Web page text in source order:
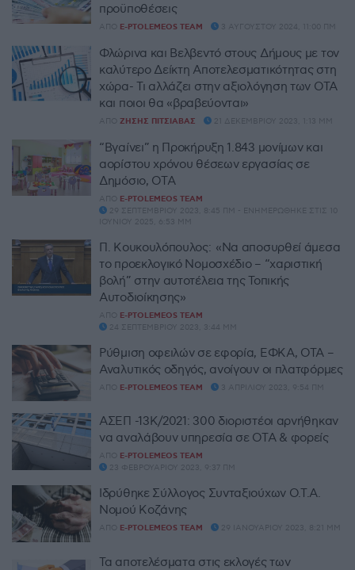
προϋποθέσεις
ΑΠΌ E-PTOLEMEOS TEAM 3 ΑΥΓΟΎΣΤΟΥ 2024, 11:00 ΠΜ
Φλώρινα και Βελβεντό στους Δήμους με τον
καλύτερο Δείκτη Αποτελεσματικότητας στη
χώρα- Τι αλλάζει στην αξιολόγηση των ΟΤΑ
και ποιοι θα «βραβεύονται»
ΑΠΌ ΖΉΣΗΣ ΠΙΤΣΙΆΒΑΣ 21 ΔΕΚΕΜΒΡΊΟΥ 2023, 1:13 ΜΜ
“Βγαίνει” η Προκήρυξη 1.843 μονίμων και
αορίστου χρόνου θέσεων εργασίας σε
Δημόσιο, ΟΤΑ
ΑΠΌ E-PTOLEMEOS TEAM
29 ΣΕΠΤΕΜΒΡΊΟΥ 2023, 8:45 ΠΜ - ΕΝΗΜΕΡΏΘΗΚΕ ΣΤΙΣ 10
ΙΟΥΝΊΟΥ 2025, 6:53 ΜΜ
Π. Κουκουλόπουλος: «Να αποσυρθεί άμεσα
το προεκλογικό Νομοσχέδιο – “χαριστική
βολή” στην αυτοτέλεια της Τοπικής
Αυτοδιοίκησης»
ΑΠΌ E-PTOLEMEOS TEAM
24 ΣΕΠΤΕΜΒΡΊΟΥ 2023, 3:44 ΜΜ
Ρύθμιση οφειλών σε εφορία, ΕΦΚΑ, ΟΤΑ –
Αναλυτικός οδηγός, ανοίγουν οι πλατφόρμες
ΑΠΌ E-PTOLEMEOS TEAM 3 ΑΠΡΙΛΊΟΥ 2023, 9:54 ΠΜ
ΑΣΕΠ -13Κ/2021: 300 διοριστέοι αρνήθηκαν
να αναλάβουν υπηρεσία σε ΟΤΑ & φορείς
ΑΠΌ E-PTOLEMEOS TEAM
23 ΦΕΒΡΟΥΑΡΊΟΥ 2023, 9:37 ΠΜ
Ιδρύθηκε Σύλλογος Συνταξιούχων Ο.Τ.Α.
Νομού Κοζάνης
ΑΠΌ E-PTOLEMEOS TEAM 29 ΙΑΝΟΥΑΡΊΟΥ 2023, 8:21 ΜΜ
Τα αποτελέσματα στις εκλογές των